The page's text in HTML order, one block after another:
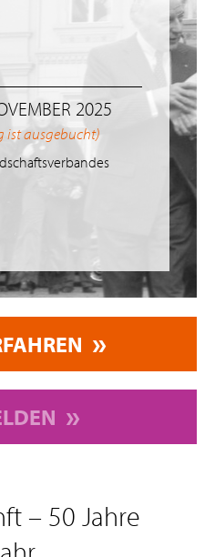
2025
ist ausgebucht)
– 50 Jahre